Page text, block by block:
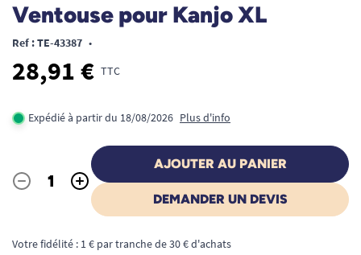
Ventouse pour Kanjo XL
Ref : TE-43387 •
28,91 € TTC
Expédié à partir du 18/08/2026 Plus d'info
Quantité
- +
AJOUTER AU PANIER
DEMANDER UN DEVIS
Votre fidélité : 1 € par tranche de 30 € d'achats